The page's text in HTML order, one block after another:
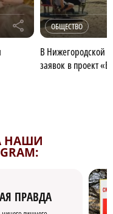
r ОБЩЕСТВО
В Нижегородской
заявок в проект
НАШИ
ПРАВДА